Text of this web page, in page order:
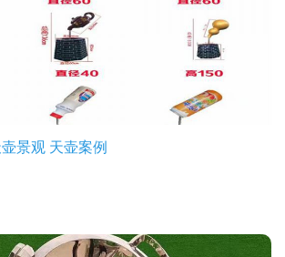
景观 天壶案例